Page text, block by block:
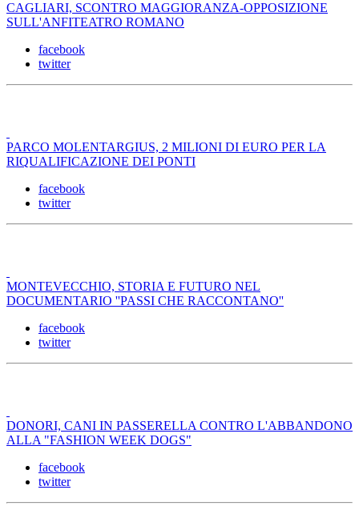
CAGLIARI, SCONTRO MAGGIORANZA-OPPOSIZIONE
SULL'ANFITEATRO ROMANO
facebook
twitter
PARCO MOLENTARGIUS, 2 MILIONI DI EURO PER LA
RIQUALIFICAZIONE DEI PONTI
facebook
twitter
MONTEVECCHIO, STORIA E FUTURO NEL
DOCUMENTARIO ''PASSI CHE RACCONTANO''
facebook
twitter
DONORI, CANI IN PASSERELLA CONTRO L'ABBANDONO
ALLA "FASHION WEEK DOGS"
facebook
twitter